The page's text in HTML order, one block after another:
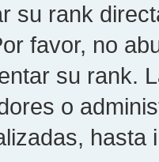
su rank
favor, no
su rank.
o
hasta